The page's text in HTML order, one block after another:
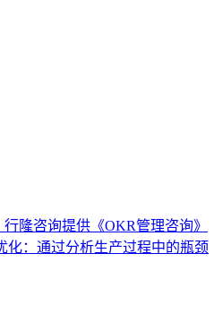
隆咨询提供《OKR管理咨询》
化：通过分析生产过程中的瓶颈